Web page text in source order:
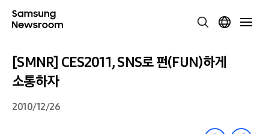
[SMNR] CES2011, SNS로 펀(FUN)하게
소통하자
2010/12/26